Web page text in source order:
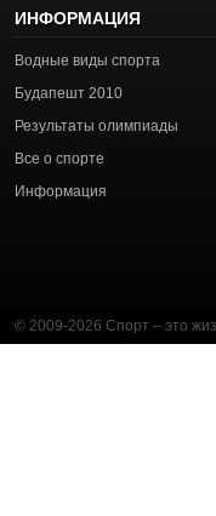
ИНФОРМАЦИЯ
Водные виды спорта
Будапешт 2010
Результаты олимпиады
Все о спорте
Информация
© 2009-2026 Спорт – это